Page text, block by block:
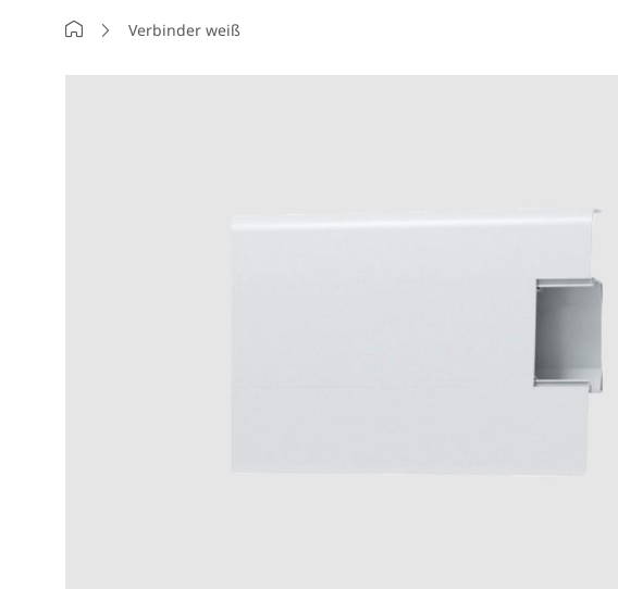
StartseiteVerbinder weiß